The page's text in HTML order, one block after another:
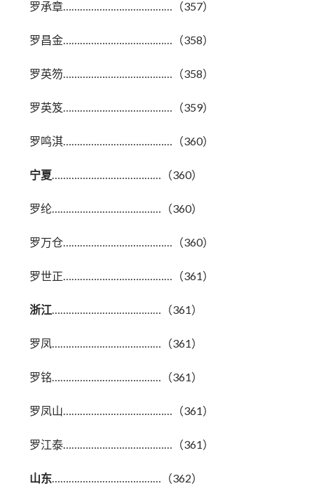
罗承章…………………………………（357）
罗昌金…………………………………（358）
罗英笏…………………………………（358）
罗英笈…………………………………（359）
罗鸣淇…………………………………（360）
宁夏…………………………………（360）
罗纶…………………………………（360）
罗万仓…………………………………（360）
罗世正…………………………………（361）
浙江…………………………………（361）
罗凤…………………………………（361）
罗铭…………………………………（361）
罗凤山…………………………………（361）
罗江泰…………………………………（361）
山东…………………………………（362）